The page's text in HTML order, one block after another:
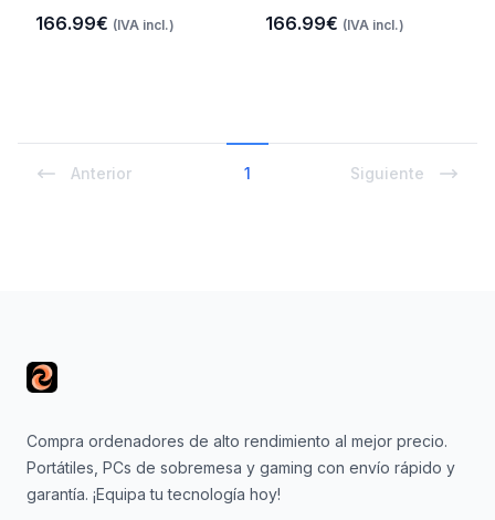
166.99€ (IVA incl.) 166.99€ (IVA incl.)
Anterior 1 Siguiente
Compra ordenadores de alto rendimiento al mejor precio.
Portátiles, PCs de sobremesa y gaming con envío rápido y
garantía. ¡Equipa tu tecnología hoy!